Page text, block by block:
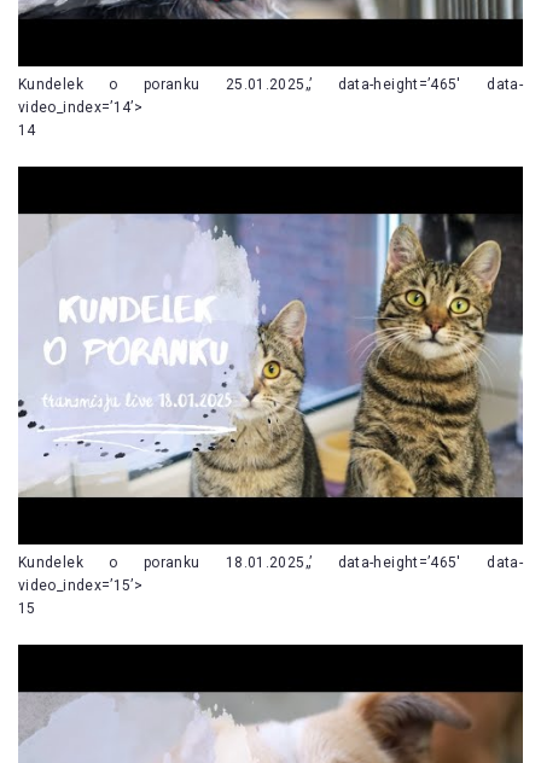
Kundelek o poranku 25.01.2025„’ data-height=’465′ data-
video_index=’14’>
14
Kundelek o poranku 18.01.2025„’ data-height=’465′ data-
video_index=’15’>
15